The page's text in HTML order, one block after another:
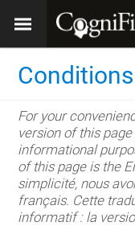
For your
version of this
informational
of this page is the
simplicité, nous
français. Cette
informatif : la